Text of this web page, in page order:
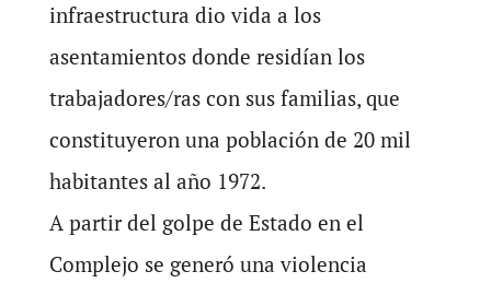
infraestructura dio vida a los
asentamientos donde residían los
trabajadores/ras con sus familias, que
constituyeron una población de 20 mil
habitantes al año 1972.
A partir del golpe de Estado en el
Complejo se generó una violencia